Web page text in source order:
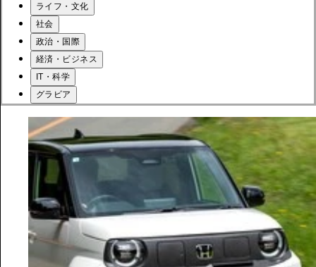
ライフ・文化
社会
政治・国際
経済・ビジネス
IT・科学
グラビア